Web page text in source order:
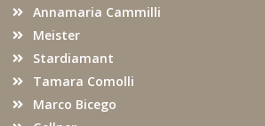
Annamaria Cammilli
Meister
Stardiamant
Tamara Comolli
Marco Bicego